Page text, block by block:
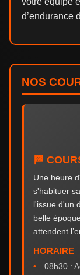
d’endurance
NOS
🏁
Une heure
s'habituer
l'issue d'un
belle
attendent
HORAIRE
08h30 :